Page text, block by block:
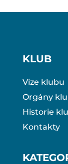
KLUB
Vize klubu
Orgány
Historie
Kontakty